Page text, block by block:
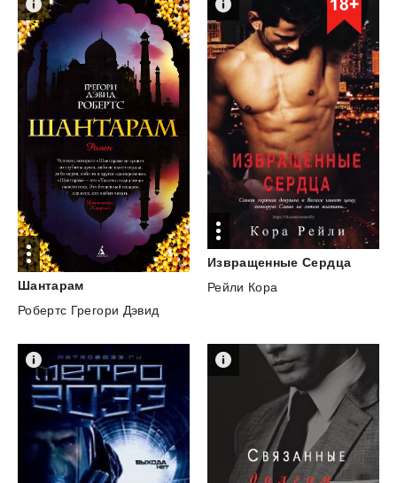
Шантарам
Робертс Грегори Дэвид
Извращенные Сердца
Рейли Кора